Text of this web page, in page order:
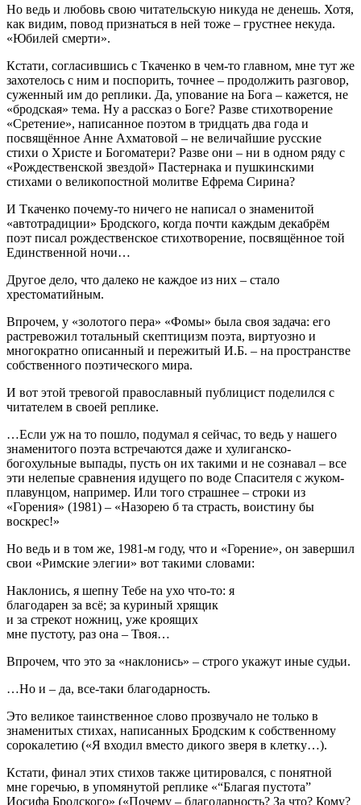
Но ведь и любовь свою читательскую никуда не денешь. Хотя,
как видим, повод признаться в ней тоже – грустнее некуда.
«Юбилей смерти».
Кстати, согласившись с Ткаченко в чем-то главном, мне тут же
захотелось с ним и поспорить, точнее – продолжить разговор,
суженный им до реплики. Да, упование на Бога – кажется, не
«бродская» тема. Ну а рассказ о Боге? Разве стихотворение
«Сретение», написанное поэтом в тридцать два года и
посвящённое Анне Ахматовой – не величайшие русские
стихи о Христе и Богоматери? Разве они – ни в одном ряду с
«Рождественской звездой» Пастернака и пушкинскими
стихами о великопостной молитве Ефрема Сирина?
И Ткаченко почему-то ничего не написал о знаменитой
«автотрадиции» Бродского, когда почти каждым декабрём
поэт писал рождественское стихотворение, посвящённое той
Единственной ночи…
Другое дело, что далеко не каждое из них – стало
хрестоматийным.
Впрочем, у «золотого пера» «Фомы» была своя задача: его
растревожил тотальный скептицизм поэта, виртуозно и
многократно описанный и пережитый И.Б. – на пространстве
собственного поэтического мира.
И вот этой тревогой православный публицист поделился с
читателем в своей реплике.
…Если уж на то пошло, подумал я сейчас, то ведь у нашего
знаменитого поэта встречаются даже и хулиганско-
богохульные выпады, пусть он их такими и не сознавал – все
эти нелепые сравнения идущего по воде Спасителя с жуком-
плавунцом, например. Или того страшнее – строки из
«Горения» (1981) – «Назорею б та страсть, воистину бы
воскрес!»
Но ведь и в том же, 1981-м году, что и «Горение», он завершил
свои «Римские элегии» вот такими словами:
Наклонись, я шепну Тебе на ухо что-то: я
благодарен за всё; за куриный хрящик
и за стрекот ножниц, уже кроящих
мне пустоту, раз она – Твоя…
Впрочем, что это за «наклонись» – строго укажут иные судьи.
…Но и – да, все-таки благодарность.
Это великое таинственное слово прозвучало не только в
знаменитых стихах, написанных Бродским к собственному
сорокалетию («Я входил вместо дикого зверя в клетку…).
Кстати, финал этих стихов также цитировался, с понятной
мне горечью, в упомянутой реплике «“Благая пустота”
Иосифа Бродского» («Почему – благодарность? За что? Кому?